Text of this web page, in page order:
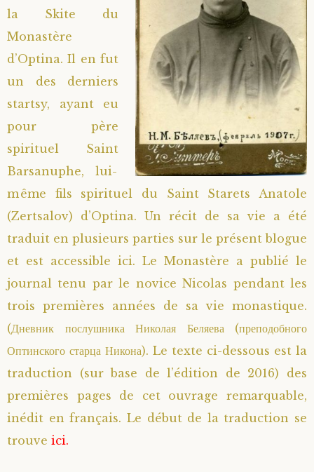
Saint Hilarion (Troïtski)
Saint Jean de Kronstadt
Saint Laurent de Tchernigov
Saint Nikon d’Optina
Saint Seraphim de Sarov
Saint Seraphim de Vyritsa
Saint Serge de Radonège
Saint Siméon (Jelnine)
Saint Sophrony l’Athonite
Sainte Xenia
Sainte Matrone de Moscou
Métropolite Zénobe (Majouga)
Archimandrite Adrien (Kirsanov)
Archimandrite Alipi (Voronov)
Archimandrite Andronique (Loukach)
Archimandrite Athénogène (Agapov)
Higoumène Boris (Kramtsov)
Bienheureuses et Staritsas
Bienheureuse Lioubouchka
Bienheureuse Maria Ivanovna
Staritsa Marie Makovkine
Natalia de Vyritsa
Staritsa Anastasia
Geronda Grigorios de Dochiariou
Archimandrite Hippolyte (Khaline)
Archimandrite Lazare (Abachidzé)
Geronda Arsenios le Spiléote
Gerondissa Makrina (Vassopoulou)
Famille spirituelle
Portraits
la Skite du
Monastère
d’Optina. Il en fut
un des derniers
startsy, ayant eu
pour père
spirituel Saint
Barsanuphe, lui-
même fils spirituel du Saint Starets Anatole
(Zertsalov) d’Optina. Un récit de sa vie a été
traduit en plusieurs parties sur le présent blogue
et est accessible ici. Le Monastère a publié le
journal tenu par le novice Nicolas pendant les
trois premières années de sa vie monastique.
(Дневник послушника Николая Беляева (преподобного
Оптинского старца Никона). Le texte ci-dessous est la
traduction (sur base de l’édition de 2016) des
premières pages de cet ouvrage remarquable,
inédit en français. Le début de la traduction se
trouve ici.